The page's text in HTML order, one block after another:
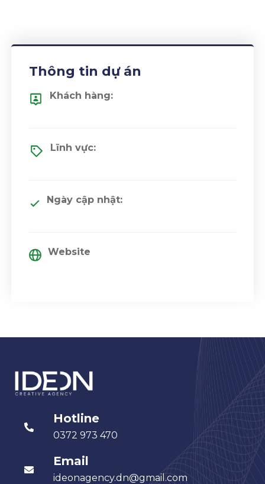
Thông tin dự án
Khách hàng:
Lĩnh vực:
Ngày cập nhật:
Website
Hotline
0372 973 470
Email
ideonagency.dn@gmail.com